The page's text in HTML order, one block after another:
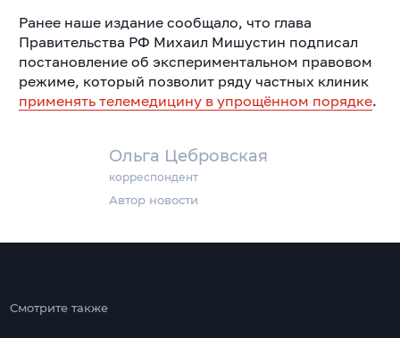
Ольга Цебровская
корреспондент
Автор новости
Ранее наше издание сообщало, что глава
Правительства РФ Михаил Мишустин подписал
постановление об экспериментальном правовом
режиме, который позволит ряду частных клиник
применять телемедицину в упрощённом порядке.
Смотрите также